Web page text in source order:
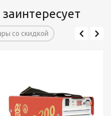
со скидкой